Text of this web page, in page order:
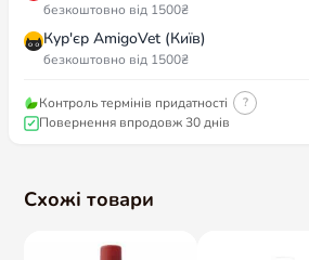
безкоштовно від 1500₴
Кур'єр AmigoVet (Київ)
безкоштовно від 1500₴
Контроль термінів придатності ?
Повернення впродовж 30 днів
Схожі товари